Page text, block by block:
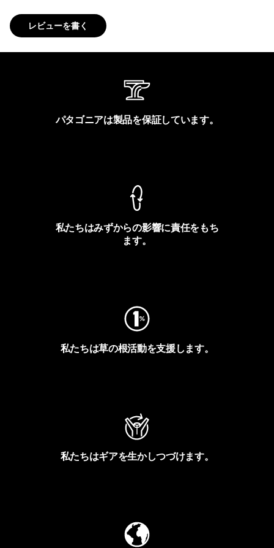
レビューを書く
パタゴニアは製品を保証しています。
私たちはみずからの影響に責任をもち
ます。
私たちは草の根活動を支援します。
私たちはギアを生かしつづけます。